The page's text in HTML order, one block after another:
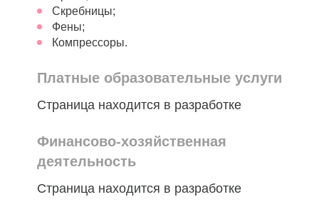
Скребницы;
Фены;
Компрессоры.
Платные образовательные услуги
Страница находится в разработке
Финансово-хозяйственная
деятельность
Страница находится в разработке